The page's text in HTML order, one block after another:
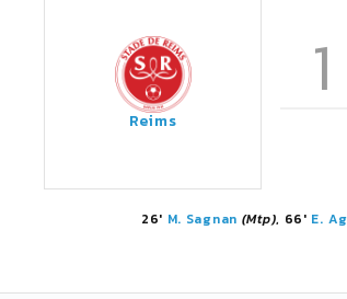
Reims
1
26' M. Sagnan (Mtp), 66' E.